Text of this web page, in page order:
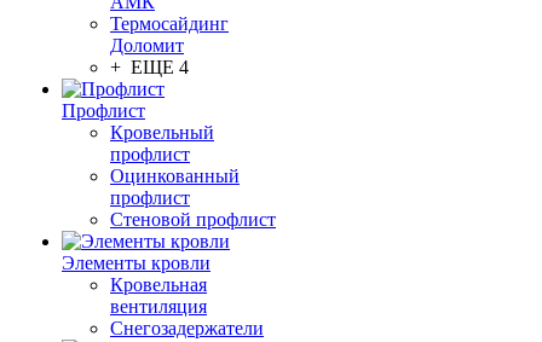
Термосайдинг
Доломит
+ ЕЩЕ 4
Профлист
Кровельный
профлист
Оцинкованный
профлист
Стеновой профлист
Элементы кровли
Кровельная
вентиляция
Снегозадержатели